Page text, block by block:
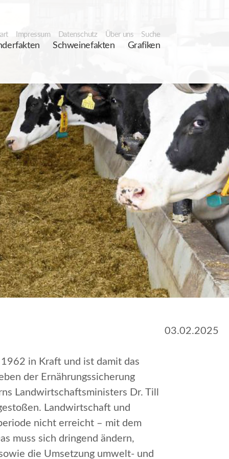
Impressum Datenschutz Über uns Suche
Schweinefakten Grafiken
03.02.2025
in Kraft und ist damit das
der Ernährungssicherung
Landwirtschaftsministers Dr. Till
Landwirtschaft und
nicht erreicht – mit dem
muss sich dringend ändern,
die Umsetzung umwelt- und